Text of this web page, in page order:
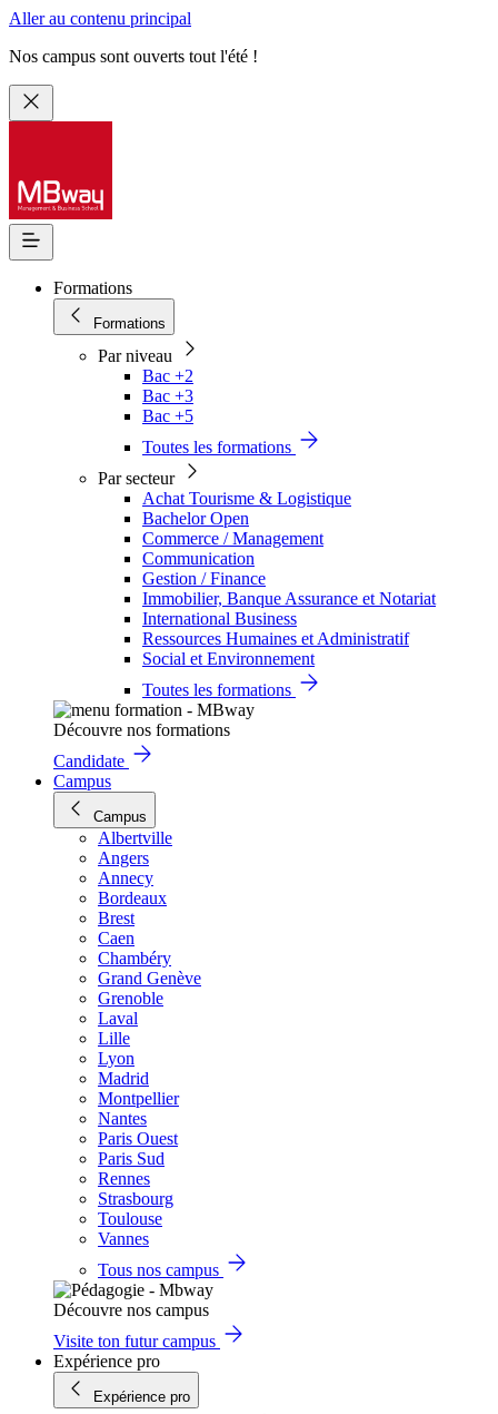
Aller au contenu principal
Nos campus sont ouverts tout l'été !
Formations
Formations
Par niveau
Bac +2
Bac +3
Bac +5
Toutes les formations
Par secteur
Achat Tourisme & Logistique
Bachelor Open
Commerce / Management
Communication
Gestion / Finance
Immobilier, Banque Assurance et Notariat
International Business
Ressources Humaines et Administratif
Social et Environnement
Toutes les formations
Découvre nos formations
Candidate
Campus
Campus
Albertville
Angers
Annecy
Bordeaux
Brest
Caen
Chambéry
Grand Genève
Grenoble
Laval
Lille
Lyon
Madrid
Montpellier
Nantes
Paris Ouest
Paris Sud
Rennes
Strasbourg
Toulouse
Vannes
Tous nos campus
Découvre nos campus
Visite ton futur campus
Expérience pro
Expérience pro